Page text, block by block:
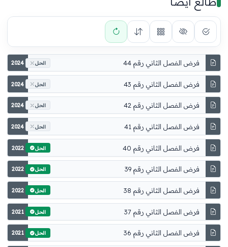
فرض الفصل الثاني رقم 44 2024 الحل
فرض الفصل الثاني رقم 43 2024 الحل
فرض الفصل الثاني رقم 42 2024 الحل
فرض الفصل الثاني رقم 41 2024 الحل
فرض الفصل الثاني رقم 40 2022 الحل
فرض الفصل الثاني رقم 39 2022 الحل
فرض الفصل الثاني رقم 38 2022 الحل
فرض الفصل الثاني رقم 37 2021 الحل
فرض الفصل الثاني رقم 36 2021 الحل